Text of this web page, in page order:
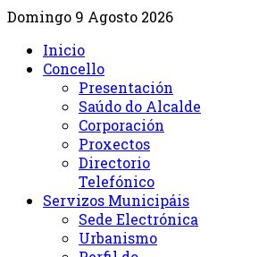
Domingo 9 Agosto 2026
Inicio
Concello
Presentación
Saúdo do Alcalde
Corporación
Proxectos
Directorio
Telefónico
Servizos Municipáis
Sede Electrónica
Urbanismo